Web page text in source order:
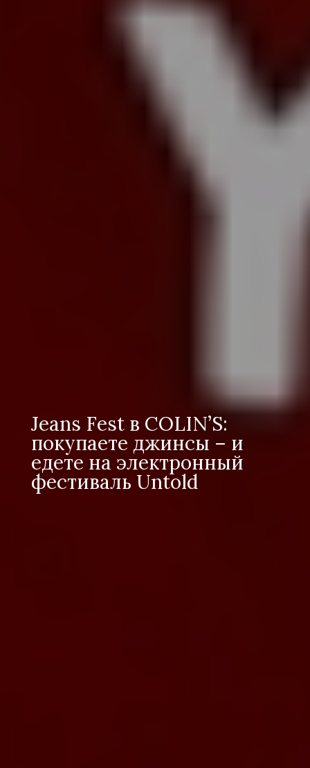
Jeans Fest в COLIN’S:
покупаете джинсы – и
едете на электронный
фестиваль Untold